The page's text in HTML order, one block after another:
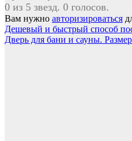
0 из 5 звезд. 0 голосов.
Вам нужно авторизироваться
Навигация
по
Дешевый и быстрый способ
Дверь для бани и сауны.